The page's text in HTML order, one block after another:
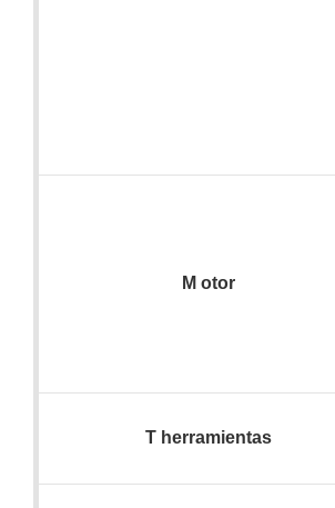
M otor
T herramientas